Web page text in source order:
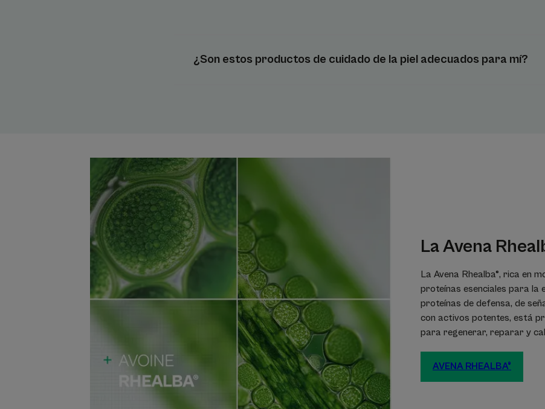
¿Son estos productos de cuidado de la piel adecuados para mí?
La Avena
La Avena Rhealba®, rica en
proteínas esenciales para la
proteínas de defensa, de
con activos potentes, está
para regenerar, reparar y
AVENA RHEALBA®